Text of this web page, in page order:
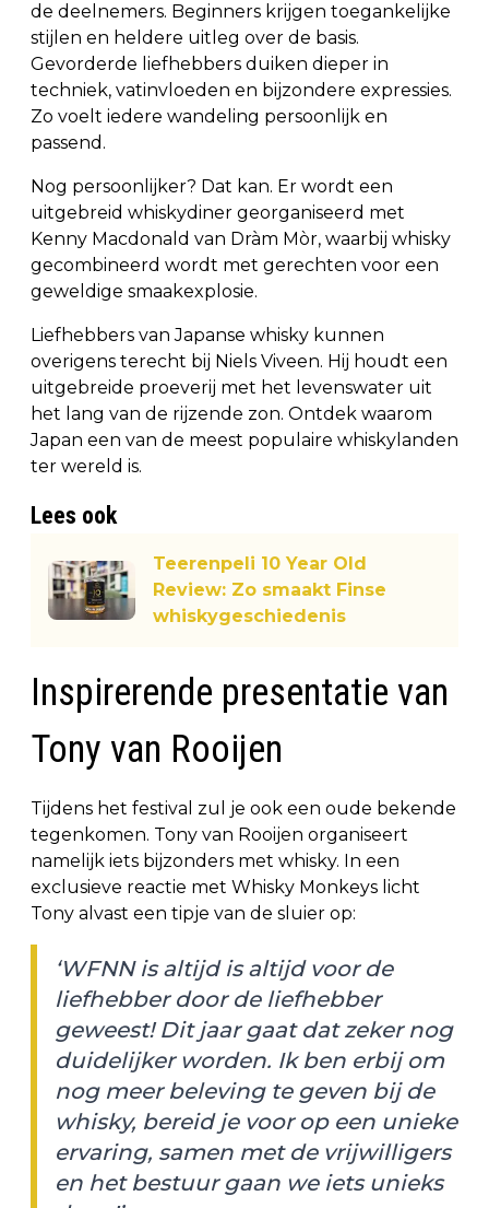
de deelnemers. Beginners krijgen toegankelijke
stijlen en heldere uitleg over de basis.
Gevorderde liefhebbers duiken dieper in
techniek, vatinvloeden en bijzondere expressies.
Zo voelt iedere wandeling persoonlijk en
passend.
Nog persoonlijker? Dat kan. Er wordt een
uitgebreid whiskydiner georganiseerd met
Kenny Macdonald van Dràm Mòr, waarbij whisky
gecombineerd wordt met gerechten voor een
geweldige smaakexplosie.
Liefhebbers van Japanse whisky kunnen
overigens terecht bij Niels Viveen. Hij houdt een
uitgebreide proeverij met het levenswater uit
het lang van de rijzende zon. Ontdek waarom
Japan een van de meest populaire whiskylanden
ter wereld is.
Lees ook
Teerenpeli 10 Year Old
Review: Zo smaakt Finse
whiskygeschiedenis
Inspirerende presentatie van
Tony van Rooijen
Tijdens het festival zul je ook een oude bekende
tegenkomen. Tony van Rooijen organiseert
namelijk iets bijzonders met whisky. In een
exclusieve reactie met Whisky Monkeys licht
Tony alvast een tipje van de sluier op:
‘WFNN is altijd is altijd voor de
liefhebber door de liefhebber
geweest! Dit jaar gaat dat zeker nog
duidelijker worden. Ik ben erbij om
nog meer beleving te geven bij de
whisky, bereid je voor op een unieke
ervaring, samen met de vrijwilligers
en het bestuur gaan we iets unieks